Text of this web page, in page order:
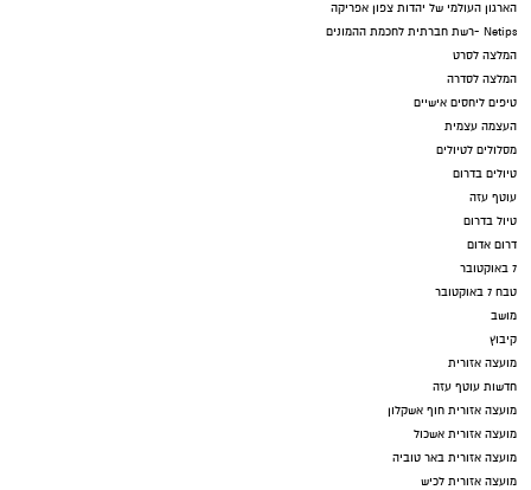
קרדיט: משה פילברג
כך לדוגמא בסדרה ״בתים שקטים״ מייצרת
האמנית גפן ברקל שפירא בעבודת צורפות עדינה
הארגון העולמי של יהדות צפון אפריקה
Netips -רשת חברתית לחכמת ההמונים
המלצה לסרט
המלצה לסדרה
טיפים ליחסים אישיים
העצמה עצמית
מסלולים לטיולים
טיולים בדרום
עוטף עזה
טיול בדרום
דרום אדום
7 באוקטובר
טבח 7 באוקטובר
מושב
קיבוץ
מועצה אזורית
חדשות עוטף עזה
מועצה אזורית חוף אשקלון
מועצה אזורית אשכול
מועצה אזורית באר טוביה
מועצה אזורית לכיש